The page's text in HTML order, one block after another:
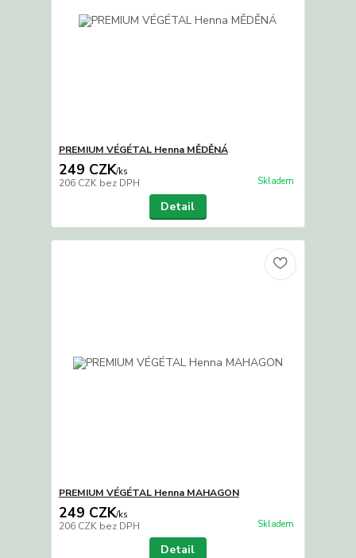
PREMIUM VÉGÉTAL Henna MĚDĚNÁ
249 CZK/ks
206 CZK bez DPH Skladem
Detail
PREMIUM VÉGÉTAL Henna MAHAGON
249 CZK/ks
206 CZK bez DPH Skladem
Detail